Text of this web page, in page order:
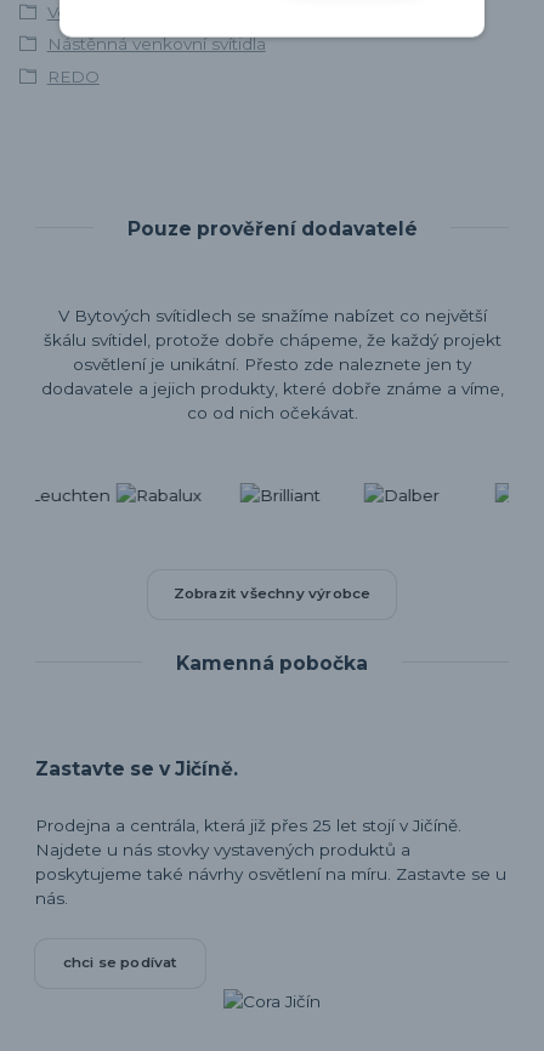
Venkovní osvětlení
Nástěnná venkovní svítidla
REDO
Pouze prověření dodavatelé
V Bytových svítidlech se snažíme nabízet co největší
škálu svítidel, protože dobře chápeme, že každý projekt
osvětlení je unikátní. Přesto zde naleznete jen ty
dodavatele a jejich produkty, které dobře známe a víme,
co od nich očekávat.
Zobrazit všechny výrobce
Kamenná pobočka
Zastavte se v Jičíně.
Prodejna a centrála, která již přes 25 let stojí v Jičíně.
Najdete u nás stovky vystavených produktů a
poskytujeme také návrhy osvětlení na míru. Zastavte se u
nás.
chci se podívat